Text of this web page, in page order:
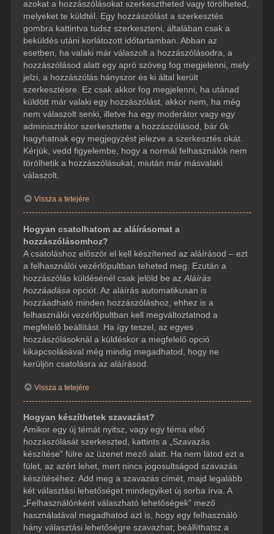
azokat a hozzászólásokat szerkesztheted vagy törölheted,
melyeket te küldtél. Egy hozzászólást a szerkesztés
gombra kattintva tudsz szerkeszteni, általában csak a
beküldés utáni korlátozott időtartamban. Abban az
esetben, ha valaki már válaszolt a hozzászólásodra, a
hozzászólásod alatt egy apró szöveg fog megjelenni, mely
jelzi, a hozzászólás hányszor és ki által került
szerkesztésre. Ez csak akkor fog megjelenni, ha utánad
küldött már valaki egy hozzászólást, akkor nem, ha még
nem válaszolt senki, illetve ha egy moderátor vagy egy
adminisztrátor szerkesztette a hozzászólásod, bár ők
hagyhatnak egy megjegyzést jelezve a szerkesztés okát.
Kérjük, vedd figyelembe, hogy a normál felhasználók nem
törölhetik a hozzászólásukat, miután már másvalaki
válaszolt.
Vissza a tetejére
Hogyan csatolhatom az aláírásomat a
hozzászólásomhoz?
A csatoláshoz először el kell készítened az aláírásod – ezt
a felhasználói vezérlőpultban teheted meg. Ezután a
hozzászólás küldésénél csak jelöld be az Aláírás
hozzáadása opciót. Az aláírás automatikusan is
hozzáadható minden hozzászóláshoz, ehhez is a
felhasználói vezérlőpultban kell megváltoztatnod a
megfelelő beállítást. Ha így teszel, az egyes
hozzászólásoknál a küldéskor a megfelelő opció
kikapcsolásával még mindig megadhatod, hogy ne
kerüljön csatolásra az aláírásod.
Vissza a tetejére
Hogyan készíthetek szavazást?
Amikor egy új témát nyitsz, vagy egy téma első
hozzászólását szerkeszted, kattints a „Szavazás
készítése” fülre az üzenet mező alatt. Ha nem látod ezt a
fület, az azért lehet, mert nincs jogosultságod szavazás
készítéséhez. Add meg a szavazás címét, majd legalább
két választási lehetőséget mindegyiket új sorba írva. A
„Felhasználónként válaszható lehetőségek” mező
használatával megadhatod azt is, hogy egy felhasználó
hány választási lehetőségre szavazhat; beállíthatsz a